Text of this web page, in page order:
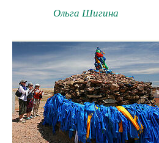
Ольга Шигина